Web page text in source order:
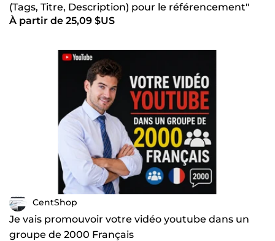
(Tags, Titre, Description) pour le référencement"
À partir de 25,09 $US
CentShop
Je vais promouvoir votre vidéo youtube dans un
groupe de 2000 Français